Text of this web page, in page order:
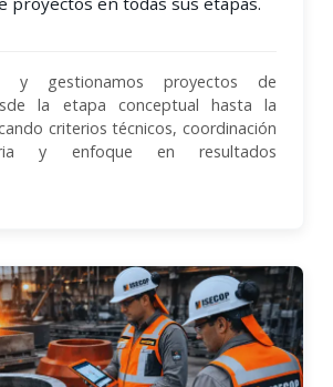
y gestionamos proyectos de
la etapa conceptual hasta la
criterios técnicos, coordinación
y enfoque en resultados